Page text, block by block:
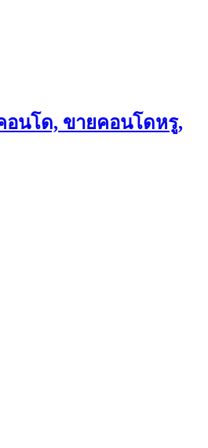
อนโด, ขายคอนโดหรู,